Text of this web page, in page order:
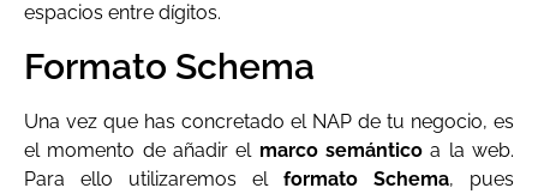
espacios entre dígitos.
Formato Schema
Una vez que has concretado el NAP de tu negocio, es
el momento de añadir el marco semántico a la web.
Para ello utilizaremos el formato Schema, pues